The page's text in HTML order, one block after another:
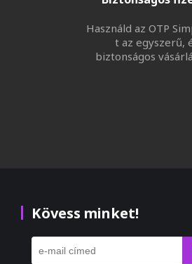
Használd az OTP
t az egyszerű,
biztonságos
Kövess minket!